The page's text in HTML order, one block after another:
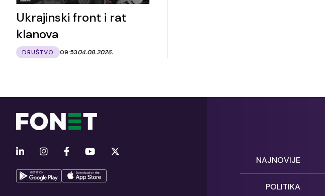
Ukrajinski front i rat
klanova
DRUŠTVO 09:5304.08.2026.
NAJNOVIJE
POLITIKA